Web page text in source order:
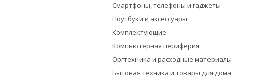
Смартфоны, телефоны и гаджеты
Ноутбуки и аксессуары
Комплектующие
Компьютерная периферия
Оргтехника и расходные материалы
Бытовая техника и товары для дома